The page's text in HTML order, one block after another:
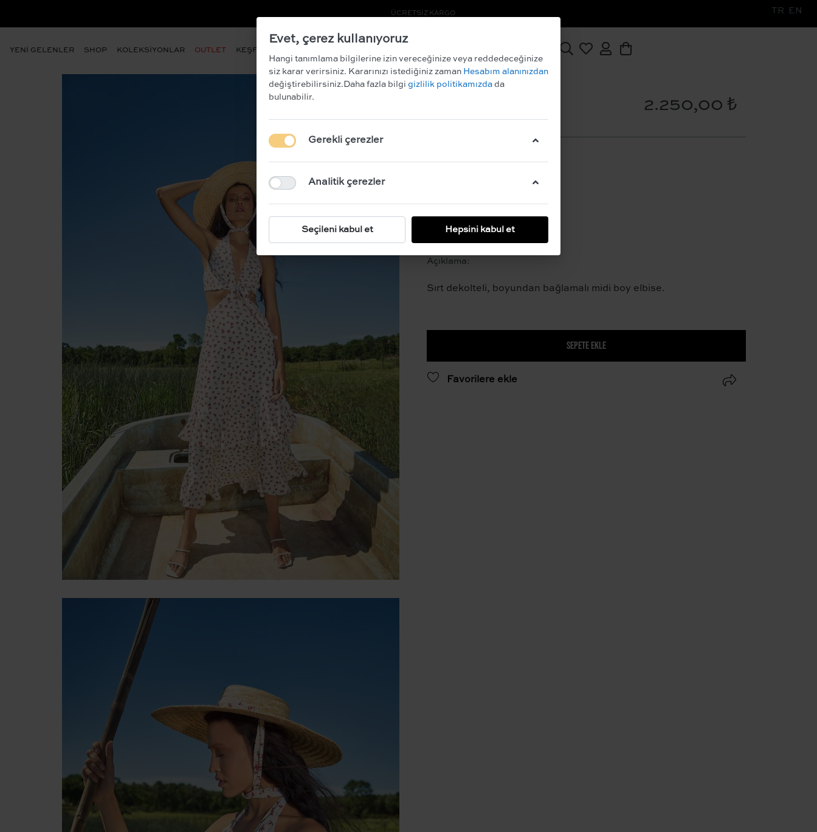
- ÜYE OLUN VE İLK SİPARİŞİNİZDEN %10 İNDİRİM KAZANIN! TR EN
YENİ GELENLER SHOP KOLEKSİYONLAR OUTLET KEŞFET
2.250,00 ₺
RENK Desenli
Açıklama:
Sırt dekolteli, boyundan bağlamalı midi boy elbise.
SEPETE EKLE
Favorilere ekle
Evet, çerez kullanıyoruz
Hangi tanımlama bilgilerine izin vereceğinize veya reddedeceğinize
siz karar verirsiniz. Kararınızı istediğiniz zaman Hesabım alanınızdan
değiştirebilirsiniz.Daha fazla bilgi gizlilik politikamızda da
bulunabilir.
Gerekli çerezler
Analitik çerezler
Seçileni kabul et Hepsini kabul et